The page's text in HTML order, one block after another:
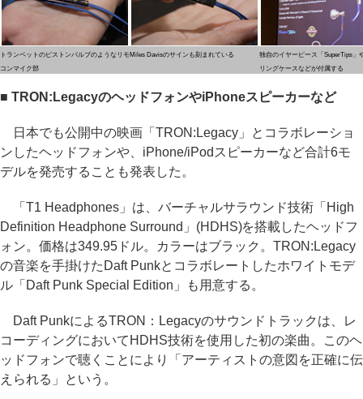
トランペットのピストンバルブのようなリモ
コンマイク部
Miles Davisのサインも刻まれている
独自のイヤーピース「SuperTips」
リングケースなどが付属する
■ TRON:LegacyのヘッドフォンやiPhoneスピーカーなど
日本でも公開中の映画「TRON:Legacy」とコラボレーショ
ンしたヘッドフォンや、iPhone/iPodスピーカーなど合計6モ
デルを発売することも発表した。
「T1 Headphones」は、バーチャルサラウンド技術「High
Definition Headphone Surround」(HDHS)を搭載したヘッドフ
ォン。価格は349.95ドル。カラーはブラック。TRON:Legacy
の音楽を手掛けたDaft Punkとコラボレートしたホワイトモデ
ル「Daft Punk Special Edition」も用意する。
Daft PunkによるTRON：Legacyのサウンドトラックは、レ
コーディングにおいてHDHS技術を使用した初の楽曲。このヘ
ッドフォンで聴くことにより「アーティストの意図を正確に伝
えられる」という。